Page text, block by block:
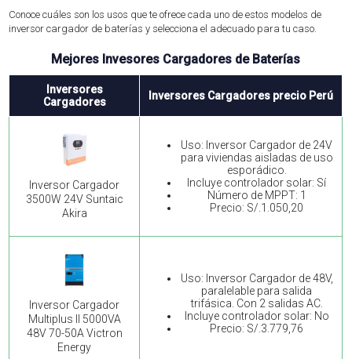
Conoce cuáles son los usos que te ofrece cada uno de estos modelos de
inversor cargador de baterías y selecciona el adecuado para tu caso.
Mejores Invesores Cargadores de Baterías
Inversores
Cargadores
Inversores Cargadores precio Perú
Inversor Cargador
3500W 24V Suntaic
Akira
Uso: Inversor Cargador de 24V
para viviendas aisladas de uso
esporádico.
Incluye controlador solar: Sí
Número de MPPT: 1
Precio: S/.1.050,20
Inversor Cargador
Multiplus II 5000VA
48V 70-50A Victron
Energy
Uso: Inversor Cargador de 48V,
paralelable para salida
trifásica. Con 2 salidas AC.
Incluye controlador solar: No
Precio: S/.3.779,76